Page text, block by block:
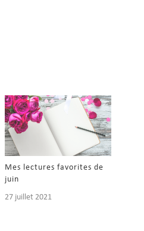
Mes lectures favorites de
juin
27 juillet 2021